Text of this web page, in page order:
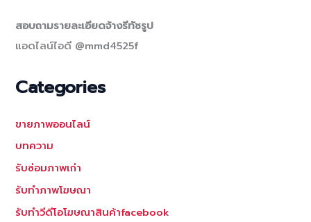
สอบถามรายละเอียดจ้างรีทัชรูป
แอดไลน์ไอดี @mmd4525f
Categories
ขายภาพออนไลน์
บทความ
รับซ่อมภาพเก่า
รับทำภาพโฆษณา
รับทำวีดีโอโฆษณาสินค้าfacebook